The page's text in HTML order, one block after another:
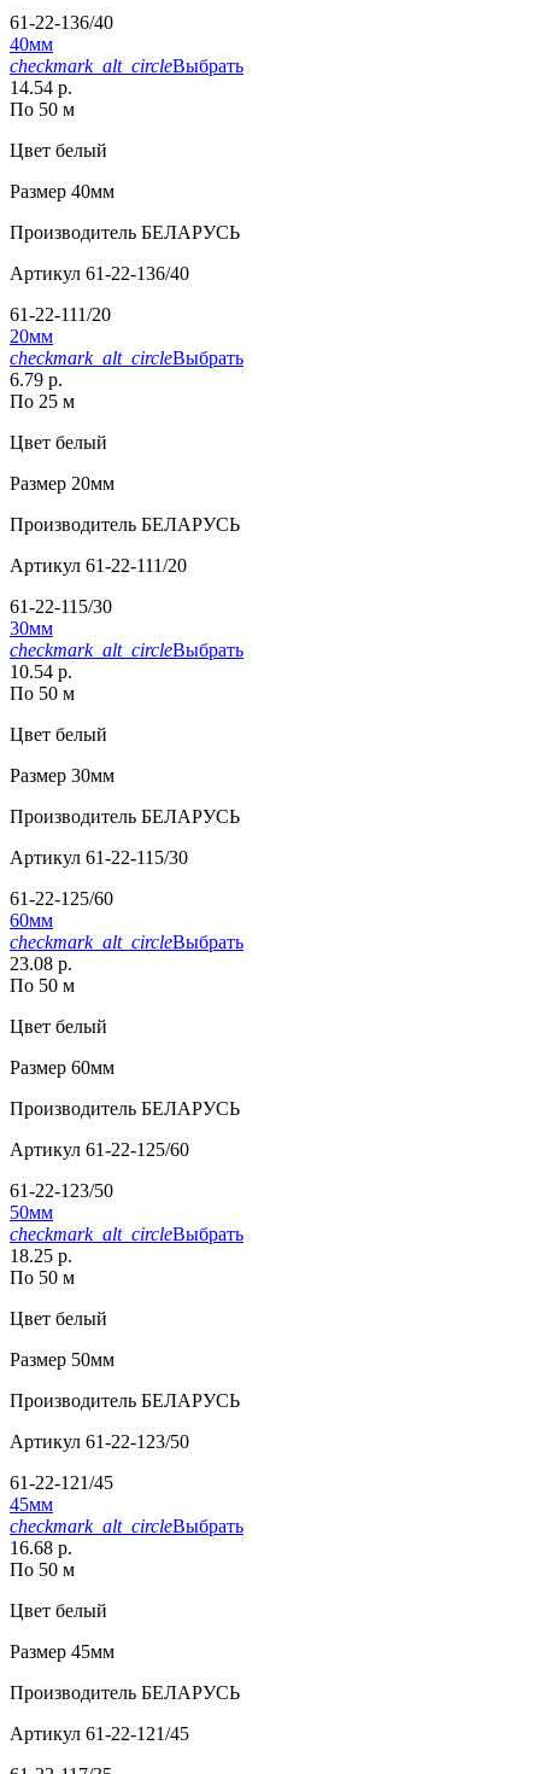
61-22-136/40
40мм
checkmark_alt_circleВыбрать
14.54 р.
По 50 м
Цвет белый
Размер 40мм
Производитель БЕЛАРУСЬ
Артикул 61-22-136/40
61-22-111/20
20мм
checkmark_alt_circleВыбрать
6.79 р.
По 25 м
Цвет белый
Размер 20мм
Производитель БЕЛАРУСЬ
Артикул 61-22-111/20
61-22-115/30
30мм
checkmark_alt_circleВыбрать
10.54 р.
По 50 м
Цвет белый
Размер 30мм
Производитель БЕЛАРУСЬ
Артикул 61-22-115/30
61-22-125/60
60мм
checkmark_alt_circleВыбрать
23.08 р.
По 50 м
Цвет белый
Размер 60мм
Производитель БЕЛАРУСЬ
Артикул 61-22-125/60
61-22-123/50
50мм
checkmark_alt_circleВыбрать
18.25 р.
По 50 м
Цвет белый
Размер 50мм
Производитель БЕЛАРУСЬ
Артикул 61-22-123/50
61-22-121/45
45мм
checkmark_alt_circleВыбрать
16.68 р.
По 50 м
Цвет белый
Размер 45мм
Производитель БЕЛАРУСЬ
Артикул 61-22-121/45